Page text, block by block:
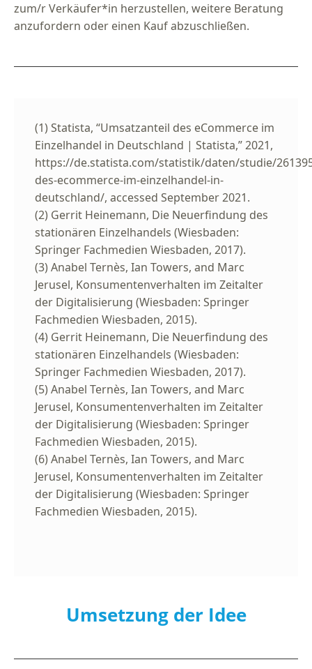
zum/r Verkäufer*in herzustellen, weitere Beratung
anzufordern oder einen Kauf abzuschließen.
(1) Statista, “Umsatzanteil des eCommerce im
Einzelhandel in Deutschland | Statista,” 2021,
https://de.statista.com/statistik/daten/studie/
des-ecommerce-im-einzelhandel-in-
deutschland/, accessed September 2021.
(2) Gerrit Heinemann, Die Neuerfindung des
stationären Einzelhandels (Wiesbaden:
Springer Fachmedien Wiesbaden, 2017).
(3) Anabel Ternès, Ian Towers, and Marc
Jerusel, Konsumentenverhalten im Zeitalter
der Digitalisierung (Wiesbaden: Springer
Fachmedien Wiesbaden, 2015).
(4) Gerrit Heinemann, Die Neuerfindung des
stationären Einzelhandels (Wiesbaden:
Springer Fachmedien Wiesbaden, 2017).
(5) Anabel Ternès, Ian Towers, and Marc
Jerusel, Konsumentenverhalten im Zeitalter
der Digitalisierung (Wiesbaden: Springer
Fachmedien Wiesbaden, 2015).
(6) Anabel Ternès, Ian Towers, and Marc
Jerusel, Konsumentenverhalten im Zeitalter
der Digitalisierung (Wiesbaden: Springer
Fachmedien Wiesbaden, 2015).
Umsetzung der Idee